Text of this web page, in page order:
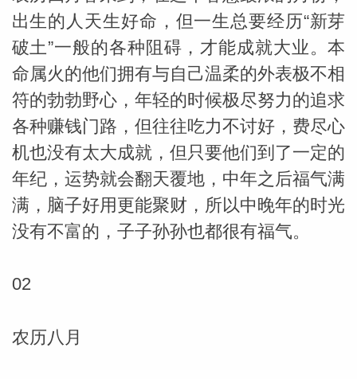
出生的人天生好命，但一生总要经历“新芽
破土”一般的各种阻碍，才能成就大业。本
命属火的他们拥有与自己温柔的外表极不相
符的勃勃野心，年轻的时候极尽努力的追求
各种赚钱门路，但往往吃力不讨好，费尽心
机也没有太大成就，但只要他们到了一定的
年纪，运势就会翻天覆地，中年之后福气满
满，脑子好用更能聚财，所以中晚年的时光
没有不富的，子子孙孙也都很有福气。
02
农历八月